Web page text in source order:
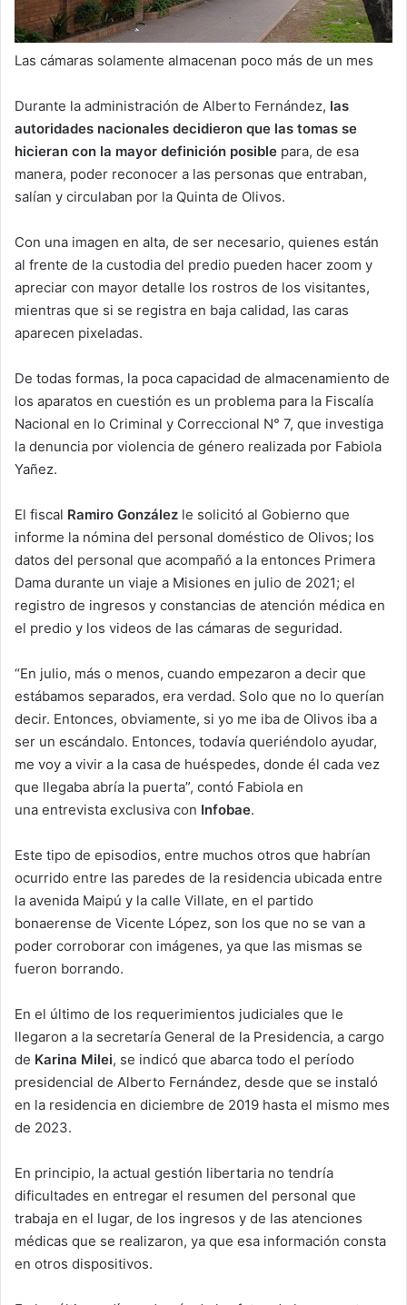
Las cámaras solamente almacenan poco más de un mes
Durante la administración de Alberto Fernández, las
autoridades nacionales decidieron que las tomas se
hicieran con la mayor definición posible para, de esa
manera, poder reconocer a las personas que entraban,
salían y circulaban por la Quinta de Olivos.
Con una imagen en alta, de ser necesario, quienes están
al frente de la custodia del predio pueden hacer zoom y
apreciar con mayor detalle los rostros de los visitantes,
mientras que si se registra en baja calidad, las caras
aparecen pixeladas.
De todas formas, la poca capacidad de almacenamiento de
los aparatos en cuestión es un problema para la Fiscalía
Nacional en lo Criminal y Correccional N° 7, que investiga
la denuncia por violencia de género realizada por Fabiola
Yañez.
El fiscal Ramiro González le solicitó al Gobierno que
informe la nómina del personal doméstico de Olivos; los
datos del personal que acompañó a la entonces Primera
Dama durante un viaje a Misiones en julio de 2021; el
registro de ingresos y constancias de atención médica en
el predio y los videos de las cámaras de seguridad.
“En julio, más o menos, cuando empezaron a decir que
estábamos separados, era verdad. Solo que no lo querían
decir. Entonces, obviamente, si yo me iba de Olivos iba a
ser un escándalo. Entonces, todavía queriéndolo ayudar,
me voy a vivir a la casa de huéspedes, donde él cada vez
que llegaba abría la puerta”, contó Fabiola en
una entrevista exclusiva con Infobae.
Este tipo de episodios, entre muchos otros que habrían
ocurrido entre las paredes de la residencia ubicada entre
la avenida Maipú y la calle Villate, en el partido
bonaerense de Vicente López, son los que no se van a
poder corroborar con imágenes, ya que las mismas se
fueron borrando.
En el último de los requerimientos judiciales que le
llegaron a la secretaría General de la Presidencia, a cargo
de Karina Milei, se indicó que abarca todo el período
presidencial de Alberto Fernández, desde que se instaló
en la residencia en diciembre de 2019 hasta el mismo mes
de 2023.
En principio, la actual gestión libertaria no tendría
dificultades en entregar el resumen del personal que
trabaja en el lugar, de los ingresos y de las atenciones
médicas que se realizaron, ya que esa información consta
en otros dispositivos.